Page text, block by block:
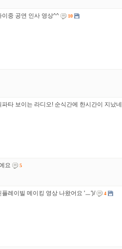
이중 공연 인사 영상^^ 10
파타 보이는 라디오! 순식간에 한시간이 지났
요 5
플레이빌 메이킹 영상 나왔어요 'ㅡ')/ 4